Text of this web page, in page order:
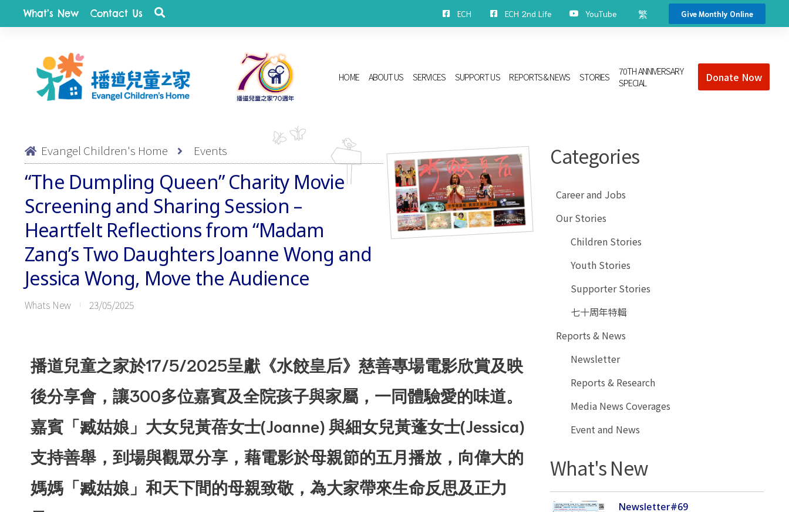
What’s New Contact Us ECH ECH 2nd Life YouTube 繁 Give Monthly Online
HOME ABOUT US SERVICES SUPPORT US REPORTS & NEWS STORIES
70TH ANNIVERSARY
SPECIAL
Donate Now
Evangel Children's Home Events
“The Dumpling Queen” Charity Movie
Screening and Sharing Session –
Heartfelt Reflections from “Madam
Zang’s Two Daughters Joanne Wong and
Jessica Wong, Move the Audience
Whats New 23/05/2025
播道兒童之家於17/5/2025呈獻《水餃皇后》慈善專場電影欣賞及映
後分享會，讓300多位嘉賓及全院孩子與家屬，一同體驗愛的味道。
嘉賓「臧姑娘」大女兒黃蓓女士(Joanne) 與細女兒黃蓬女士(Jessica)
支持善舉，到場與觀眾分享，藉電影於母親節的五月播放，向偉大的
媽媽「臧姑娘」和天下間的母親致敬，為大家帶來生命反思及正力
Categories
Career and Jobs
Our Stories
Children Stories
Youth Stories
Supporter Stories
七十周年特輯
Reports & News
Newsletter
Reports & Research
Media News Coverages
Event and News
What's New
Newsletter#69